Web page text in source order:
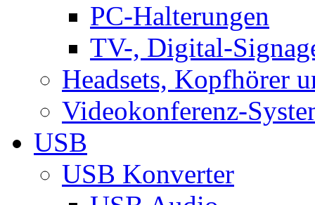
PC-Halterungen
TV-, Digital-
Headsets, Kopfhörer
Videokonferenz-
USB
USB Konverter